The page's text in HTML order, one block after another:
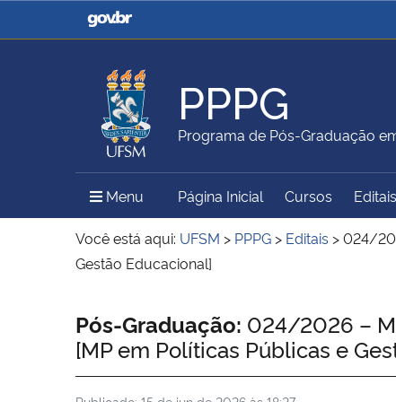
Casa Civil
Ministério da Justiça e
Ministério da Agricultura,
Pecuária e Abastecimento
Ministério da Educação
Ministério do Meio Ambiente Ministério do Turismo
Institucional
PPPG
Programa de Pós-Graduação
Menu Menu Principal do Sítio
Página Inicial Cursos Editais
Você está aqui: UFSM > PPPG > Editais >024/
Gestão Educacional]
Início do conteúdo
Pós-Graduação: 024/2026 –
[MP em Políticas Públicas e